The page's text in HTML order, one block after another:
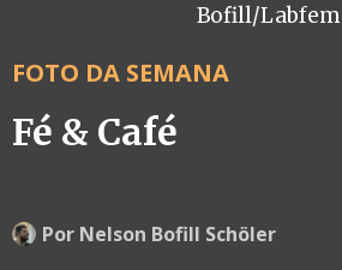
Bofill/Labfem
FOTO DA SEMANA
Fé & Café
Por Nelson Bofill Schöler